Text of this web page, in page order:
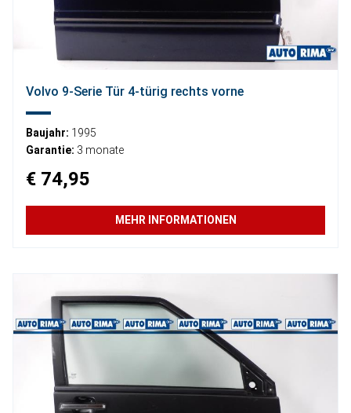
Volvo 9-Serie Tür 4-türig rechts vorne
Baujahr: 1995
Garantie: 3 monate
€ 74,95
MEHR INFORMATIONEN